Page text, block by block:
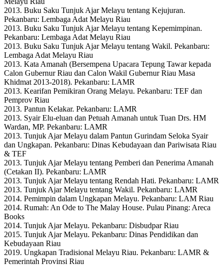
2013. Buku Saku Tunjuk Ajar Melayu tentang Kejujuran.
Pekanbaru: Lembaga Adat Melayu Riau
2013. Buku Saku Tunjuk Ajar Melayu tentang Kepemimpinan.
Pekanbaru: Lembaga Adat Melayu Riau
2013. Buku Saku Tunjuk Ajar Melayu tentang Wakil. Pekanbaru:
Lembaga Adat Melayu Riau
2013. Kata Amanah (Bersempena Upacara Tepung Tawar kepada
Calon Gubernur Riau dan Calon Wakil Gubernur Riau Masa
Khidmat 2013-2018). Pekanbaru: LAMR
2013. Kearifan Pemikiran Orang Melayu. Pekanbaru: TEF dan
Pemprov Riau
2013. Pantun Kelakar. Pekanbaru: LAMR
2013. Syair Elu-eluan dan Petuah Amanah untuk Tuan Drs. HM
Wardan, MP. Pekanbaru: LAMR
2013. Tunjuk Ajar Melayu dalam Pantun Gurindam Seloka Syair
dan Ungkapan. Pekanbaru: Dinas Kebudayaan dan Pariwisata Riau
& TEF
2013. Tunjuk Ajar Melayu tentang Pemberi dan Penerima Amanah
(Cetakan II). Pekanbaru: LAMR
2013. Tunjuk Ajar Melayu tentang Rendah Hati. Pekanbaru: LAMR
2013. Tunjuk Ajar Melayu tentang Wakil. Pekanbaru: LAMR
2014. Pemimpin dalam Ungkapan Melayu. Pekanbaru: LAM Riau
2014. Rumah: An Ode to The Malay House. Pulau Pinang: Areca
Books
2014. Tunjuk Ajar Melayu. Pekanbaru: Disbudpar Riau
2015. Tunjuk Ajar Melayu. Pekanbaru: Dinas Pendidikan dan
Kebudayaan Riau
2019. Ungkapan Tradisional Melayu Riau. Pekanbaru: LAMR &
Pemerintah Provinsi Riau